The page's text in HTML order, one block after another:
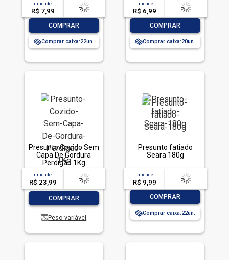
unidade
R$ 7,99
acima de
-- --,--un.
COMPRAR
Comprar caixa:22
unidade
R$ 6,99
acima de
-- --,--un.
COMPRAR
Comprar caixa:20
Presunto Cozido Sem
Capa De Gordura
Perdigão 1Kg
unidade
R$ 23,99
acima de
-- --,--un.
COMPRAR
Peso variável
Presunto fatiado
Seara 180g
unidade
R$ 9,99
acima de
-- --,--un.
COMPRAR
Comprar caixa:22